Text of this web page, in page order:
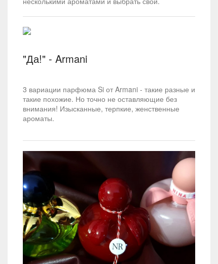
"Да!" - Armani
3 вариации парфюма Si от Armani - такие разные и
такие похожие. Но точно не оставляющие без
внимания! Изысканные, терпкие, женственные
ароматы.